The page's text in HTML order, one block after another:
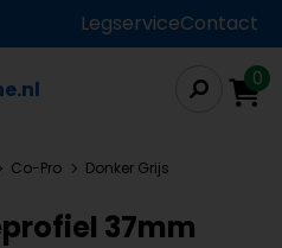
LegserviceContact
0
Co-Pro Donker Grijs
37mm